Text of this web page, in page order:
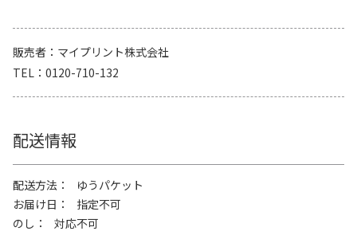
販売者
マイプリント株式会社
TEL
0120-710-132
配送情報
配送方法
ゆうパケット
お届け日
指定不可
のし
対応不可